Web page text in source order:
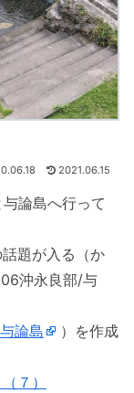
2021.06.15
論島へ行って
題が入る（か
沖永良部/与
与論島
）を作成
（７）